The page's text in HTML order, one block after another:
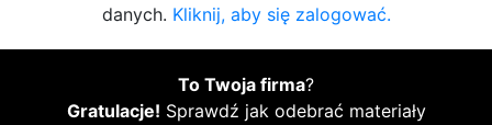
danych. Kliknij, aby się zalogować.
To Twoja firma?
Gratulacje! Sprawdź jak odebrać materiały